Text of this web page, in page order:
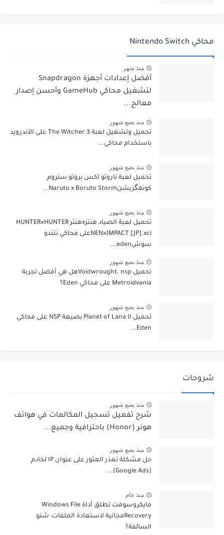
محاكي Nintendo Switch
منذ شهر
أفضل إعدادات أجهزة Snapdragon
لتشغيل محاكي GameHub وأحسن إصدار
معالج...
منذ بضع شهور
تحميل وتشغيل لعبة The Witcher 3 على الأندرويد
باستخدام محاكي...
منذ بضع شهور
تحميل لعبة ناروتو اكس بروتو ستروم
كونفگريشنNaruto x Boruto Storm...
منذ بضع شهور
تحميل لعبة الصياد هنترxهنتر HUNTER×HUNTER
NEN×IMPACT [JP].xciعلى محاكي نتندو
سوشeden...
منذ بضع شهور
تحميل Voidwrought. nspهل هي أفضل تجربة
Metroidvania على محاكي Eden؟
منذ بضع شهور
تحميل Planet of Lana II بصيغة NSP على محاكي
Eden...
شروحات
منذ بضع شهور
شرح تفعيل تسجيل المكالمات في هواتف
هونر (Honor) باحترافية وجميع...
منذ بضع شهور
حل مشكلة تعذر العثور على عنوان IP لخادم
(Google Ads)...
منذ عام
مايكروسوفت تطلق أداة Windows File
Recoveryمجانية لاستعادة الملفات: شنو
السالفة؟